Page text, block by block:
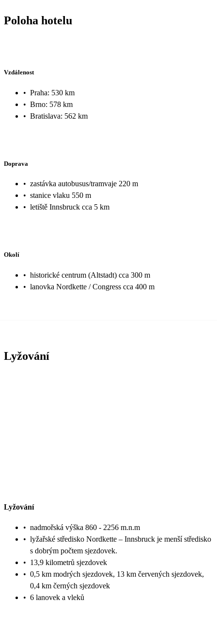
Poloha hotelu
Vzdálenost
• Praha: 530 km
• Brno: 578 km
• Bratislava: 562 km
Doprava
• zastávka autobusus/tramvaje 220 m
• stanice vlaku 550 m
• letiště Innsbruck cca 5 km
Okolí
• historické centrum (Altstadt) cca 300 m
• lanovka Nordkette / Congress cca 400 m
Lyžování
Lyžování
• nadmořská výška 860 - 2256 m.n.m
• lyžařské středisko Nordkette – Innsbruck je menší středisko
s dobrým počtem sjezdovek.
• 13,9 kilometrů sjezdovek
• 0,5 km modrých sjezdovek, 13 km červených sjezdovek,
0,4 km černých sjezdovek
• 6 lanovek a vleků